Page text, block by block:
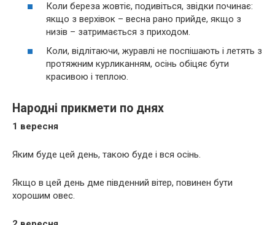
Коли береза жовтіє, подивіться, звідки починає:
якщо з верхівок – весна рано прийде, якщо з
низів – затримається з приходом.
Коли, відлітаючи, журавлі не поспішають і летять з
протяжним курликанням, осінь обіцяє бути
красивою і теплою.
Народні прикмети по днях
1 вересня
Яким буде цей день, такою буде і вся осінь.
Якщо в цей день дме південний вітер, повинен бути
хорошим овес.